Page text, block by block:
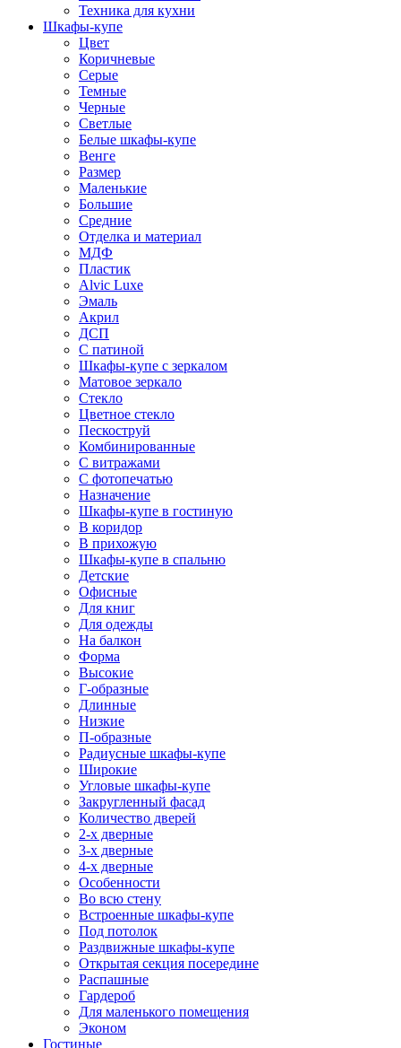
Техника для кухни
Шкафы-купе
Цвет
Коричневые
Серые
Темные
Черные
Светлые
Белые шкафы-купе
Венге
Размер
Маленькие
Большие
Средние
Отделка и материал
МДФ
Пластик
Alvic Luxe
Эмаль
Акрил
ДСП
С патиной
Шкафы-купе с зеркалом
Матовое зеркало
Стекло
Цветное стекло
Пескоструй
Комбинированные
С витражами
С фотопечатью
Назначение
Шкафы-купе в гостиную
В коридор
В прихожую
Шкафы-купе в спальню
Детские
Офисные
Для книг
Для одежды
На балкон
Форма
Высокие
Г-образные
Длинные
Низкие
П-образные
Радиусные шкафы-купе
Широкие
Угловые шкафы-купе
Закругленный фасад
Количество дверей
2-х дверные
3-х дверные
4-х дверные
Особенности
Во всю стену
Встроенные шкафы-купе
Под потолок
Раздвижные шкафы-купе
Открытая секция посередине
Распашные
Гардероб
Для маленького помещения
Эконом
Гостиные